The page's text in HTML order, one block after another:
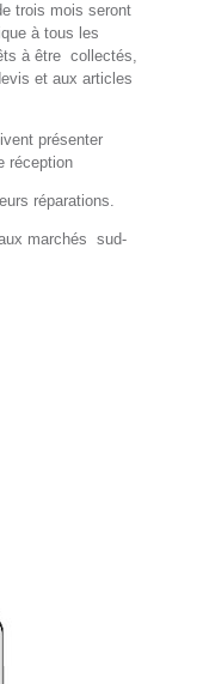
trois mois seront
à tous les
à être collectés,
et aux articles
présenter
réception
réparations.
marchés sud-